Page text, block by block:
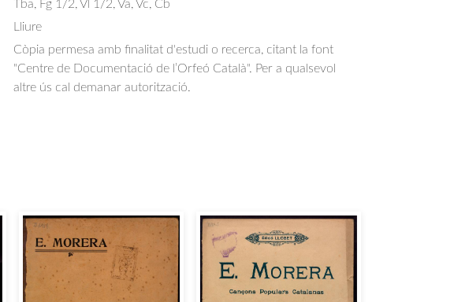
Tba, Fg 1/2, Vl 1/2, Va, Vc, Cb
Lliure
Còpia permesa amb finalitat d'estudi o recerca, citant la font
"Centre de Documentació de l’Orfeó Català". Per a qualsevol
altre ús cal demanar autorització.